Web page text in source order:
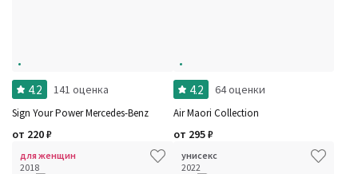
4.2 141 оценка
Sign Your Power Mercedes-Benz
от 220₽
4.2 64 оценки
Air Maori Collection
от 295₽
для женщин
2018
унисекс
2022